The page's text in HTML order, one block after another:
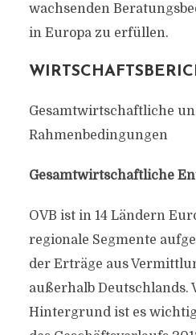
wachsenden
in Europa zu erfüllen.
Gesamtwirtschaftliche
Rahmenbedingungen
Gesamtwirtschaftliche
OVB ist in 14 Ländern
regionale Segmente
der Erträge aus
außerhalb Deutschlands.
Hintergrund ist es